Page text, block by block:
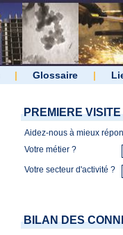
| Glossaire |
PREMIERE VISITE
Aidez-nous à mieux
Votre métier ?
Votre secteur d'activité ?
BILAN DES